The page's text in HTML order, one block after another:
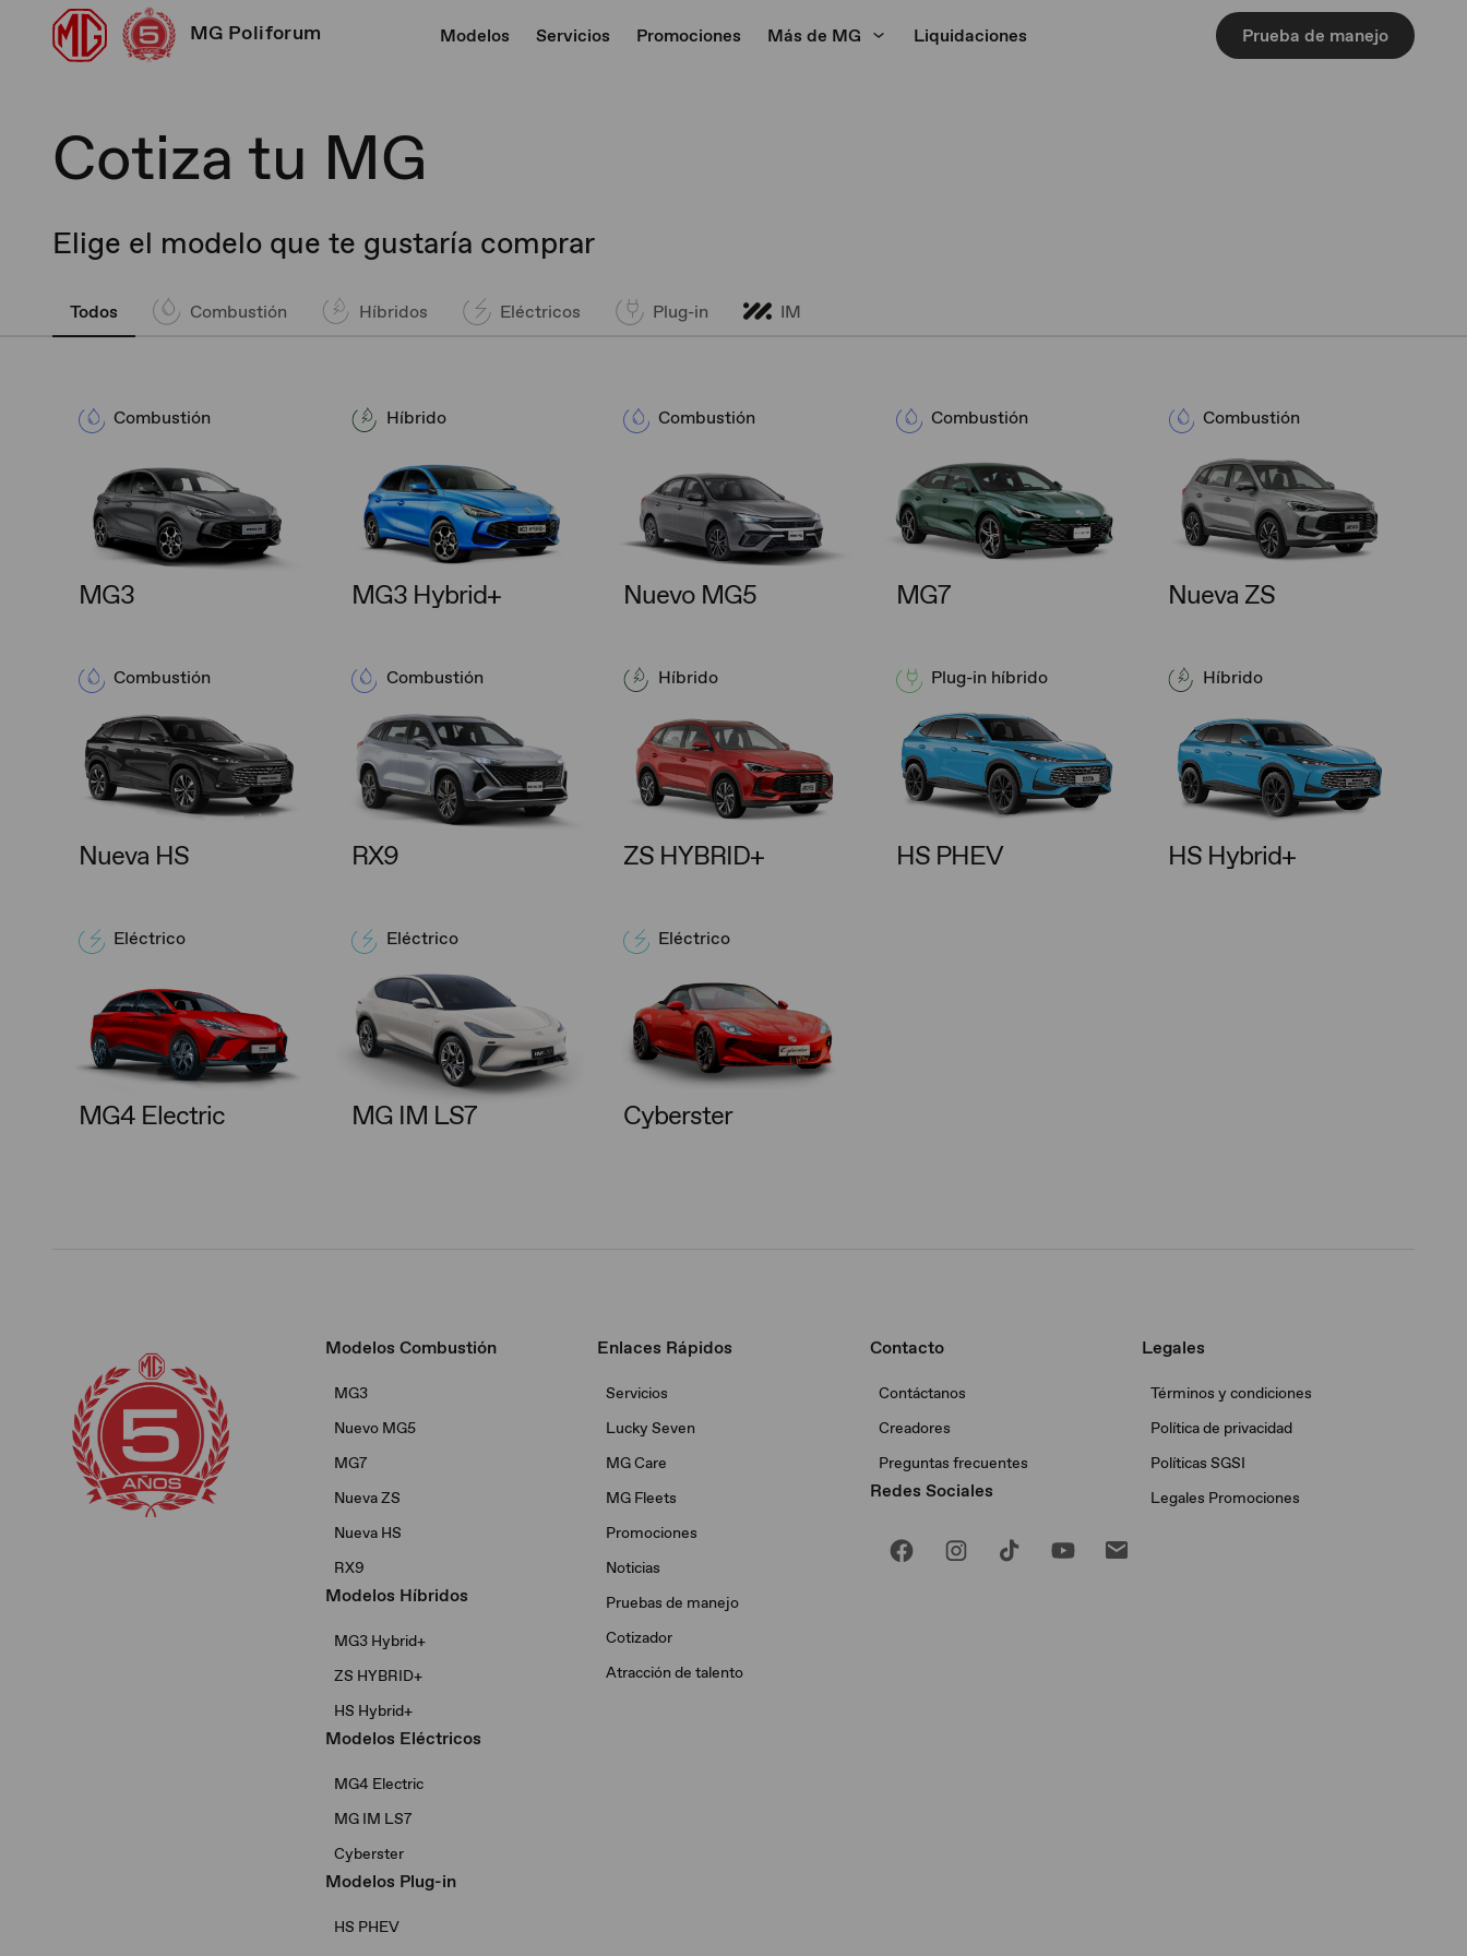
MG Poliforum Modelos Servicios Promociones Más de MG Liquidaciones Prueba de manejo
Cotiza tu MG
Elige el modelo que te gustaría comprar
Todos Combustión Híbridos Eléctricos Plug-in IM
Combustión
MG3
Híbrido
MG3 Hybrid+​
Combustión
Nuevo MG5
Combustión
MG7
Combustión
Nueva ZS
Combustión
Nueva HS
Combustión
RX9
Híbrido
ZS HYBRID+
Plug-in híbrido
HS PHEV
Híbrido
HS Hybrid+
Eléctrico
MG4 Electric
Eléctrico
MG IM LS7
Eléctrico
Cyberster
Modelos Combustión
MG3
Nuevo MG5
MG7
Nueva ZS
Nueva HS
RX9
Modelos Híbridos
MG3 Hybrid+​
ZS HYBRID+
HS Hybrid+
Modelos Eléctricos
MG4 Electric
MG IM LS7
Cyberster
Modelos Plug-in
HS PHEV
Enlaces Rápidos
Servicios
Lucky Seven
MG Care
MG Fleets
Promociones
Noticias
Pruebas de manejo
Cotizador
Atracción de talento
Contacto
Contáctanos
Creadores
Preguntas frecuentes
Redes Sociales
Legales
Términos y condiciones
Política de privacidad
Políticas SGSI
Legales Promociones